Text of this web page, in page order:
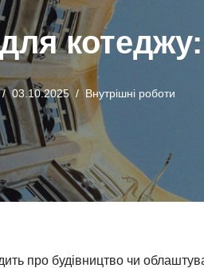
03.10.2025 Внутрішні роботи
про будівництво чи